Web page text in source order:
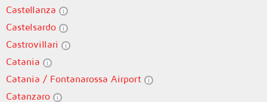
Castellanza
Castelsardo
Castrovillari
Catania
Catania / Fontanarossa Airport
Catanzaro